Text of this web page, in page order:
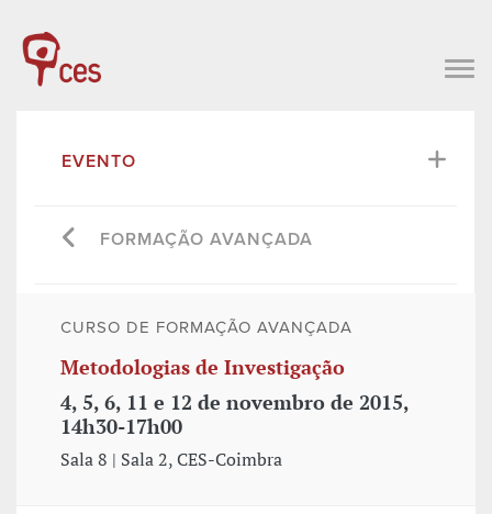
EVENTO
FORMAÇÃO AVANÇADA
CURSO DE FORMAÇÃO AVANÇADA
Metodologias de Investigação
4, 5, 6, 11 e 12 de novembro de 2015,
14h30-17h00
Sala 8 | Sala 2, CES-Coimbra